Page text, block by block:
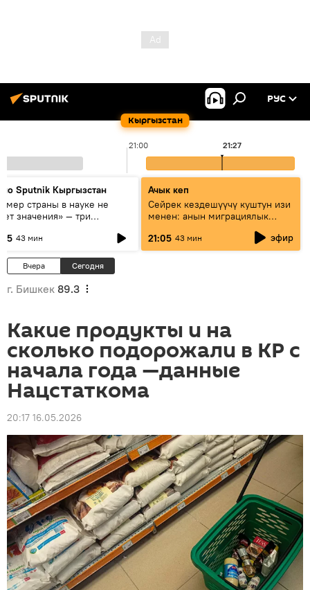
Кыргызстан
РУС
21:00 21:27
Sputnik Кыргызстан
страны в науке не
значения» — три
и Кыргызстана в
43 мин
Ачык кеп
Сейрек кездешүүчү куштун изи
менен: анын миграциялык
жолу эмнеден кабар берет?
21:05 43 мин эфир
Вчера Сегодня
г. Бишкек 89.3
Какие продукты и на
сколько подорожали в КР с
начала года —данные
Нацстаткома
20:17 16.05.2026